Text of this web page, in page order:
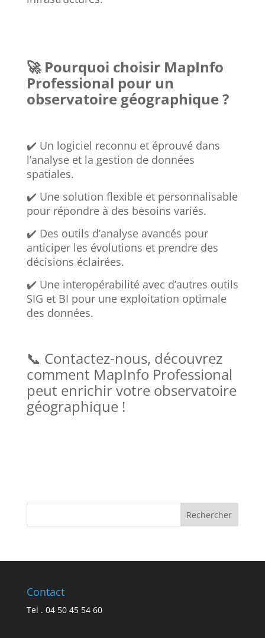
🚀 Pourquoi choisir MapInfo
Professional pour un
observatoire géographique ?
✔️ Un logiciel reconnu et éprouvé dans
l’analyse et la gestion de données
spatiales.
✔️ Une solution flexible et personnalisable
pour répondre à des besoins variés.
✔️ Des outils d’analyse avancés pour
anticiper les évolutions et prendre des
décisions éclairées.
✔️ Une interopérabilité avec d’autres outils
SIG et BI pour une exploitation optimale
des données.
📞 Contactez-nous, découvrez
comment MapInfo Professional
peut enrichir votre observatoire
géographique !
Contact
Tel . 04 50 45 54 60